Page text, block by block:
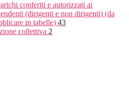
conferiti e autorizzati ai
(dirigenti e non dirigenti) (da
in tabelle) 43
collettiva 2